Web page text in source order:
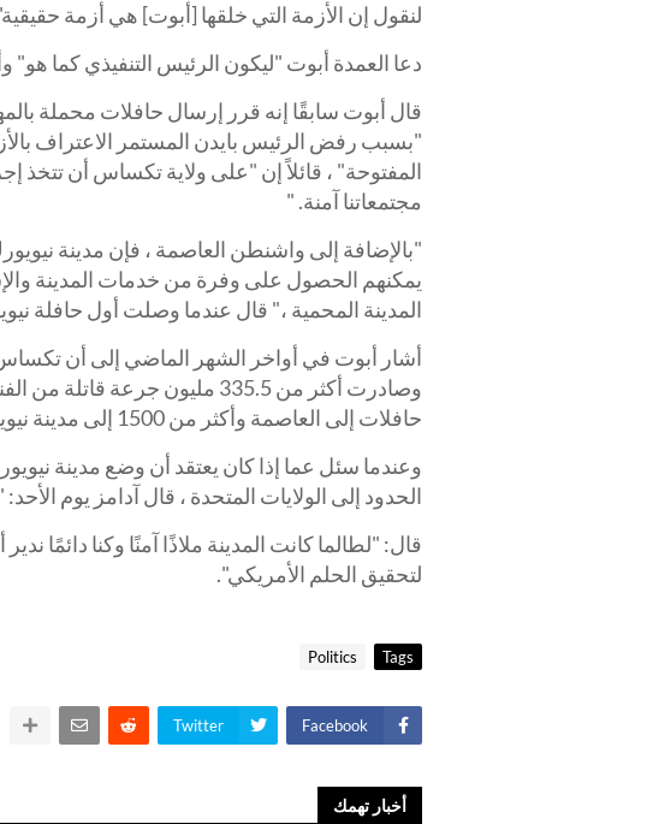
لنقول إن الأزمة التي خلقها [أبوت] هي أزمة
دعا العمدة أبوت "ليكون الرئيس التنفيذي كما
قال أبوت سابقًا إنه قرر إرسال حافلات محملة
"بسبب رفض الرئيس بايدن المستمر الاعتراف
المفتوحة" ، قائلاً إن "على ولاية تكساس أن
مجتمعاتنا آمنة. "
"بالإضافة إلى واشنطن العاصمة ، فإن مدينة
يمكنهم الحصول على وفرة من خدمات المدينة
المدينة المحمية ،" قال عندما وصلت أول حافلة
حافلات إلى العاصمة وأكثر من 1500 إلى مدينة نيويورك".
وعندما سئل عما إذا كان يعتقد أن وضع مدينة
الحدود إلى الولايات المتحدة ، قال آدامز يوم الأحد:
قال: "لطالما كانت المدينة ملاذًا آمنًا وكنا دائمًا
لتحقيق الحلم الأمريكي".
Tags
Politics
Facebook
Twitter
أخبار تهمك